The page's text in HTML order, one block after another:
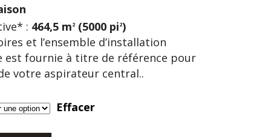
: 464,5 m2 (5000 pi2)
et l’ensemble d’installation
est fournie à titre de référence pour
votre aspirateur central..
Effacer